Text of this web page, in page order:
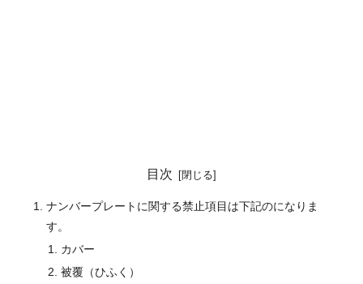
目次
ナンバープレートに関する禁止項目は下記のになりま
す。
カバー
被覆（ひふく）